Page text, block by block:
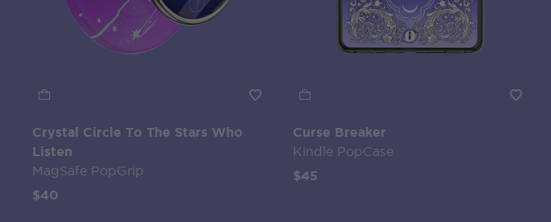
Crystal Circle To The Stars Who
Listen
MagSafe PopGrip
$40
Curse Breaker
Kindle PopCase
$45